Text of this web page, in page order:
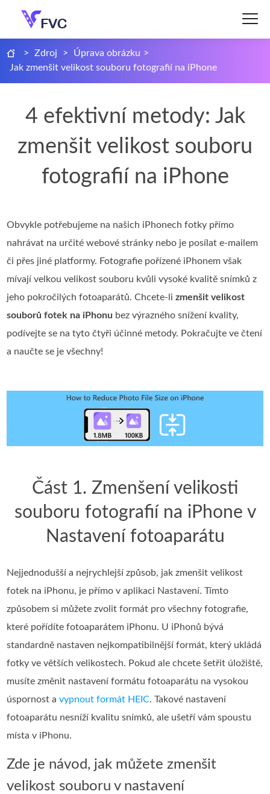
> Zdroj > Úprava obrázku >
Jak zmenšit velikost souboru fotografií na iPhone
4 efektivní metody: Jak
zmenšit velikost souboru
fotografií na iPhone
Obvykle potřebujeme na našich iPhonech fotky přímo
nahrávat na určité webové stránky nebo je posílat e‑mailem
či přes jiné platformy. Fotografie pořízené iPhonem však
mívají velkou velikost souboru kvůli vysoké kvalitě snímků z
jeho pokročilých fotoaparátů. Chcete‑lizmenšit velikost
souborů fotek na iPhonu bez výrazného snížení kvality,
podívejte se na tyto čtyři účinné metody. Pokračujte ve čtení
a naučte se je všechny!
Část 1. Zmenšení velikosti
souboru fotografií na iPhone v
Nastavení fotoaparátu
Nejjednodušší a nejrychlejší způsob, jak zmenšit velikost
fotek na iPhonu, je přímo v aplikaci Nastavení. Tímto
způsobem si můžete zvolit formát pro všechny fotografie,
které pořídíte fotoaparátem iPhonu. U iPhonů bývá
standardně nastaven nejkompatibilnější formát, který ukládá
fotky ve větších velikostech. Pokud ale chcete šetřit úložiště,
musíte změnit nastavení formátu fotoaparátu na vysokou
úspornost avypnout formát HEIC. Takové nastavení
fotoaparátu nesníží kvalitu snímků, ale ušetří vám spoustu
místa v iPhonu.
Zde je návod, jak můžete zmenšit
velikost souboru v nastavení